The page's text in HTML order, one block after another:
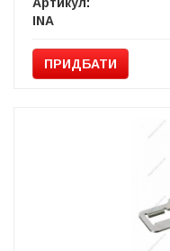
Артикул:
INA
ПРИДБАТИ